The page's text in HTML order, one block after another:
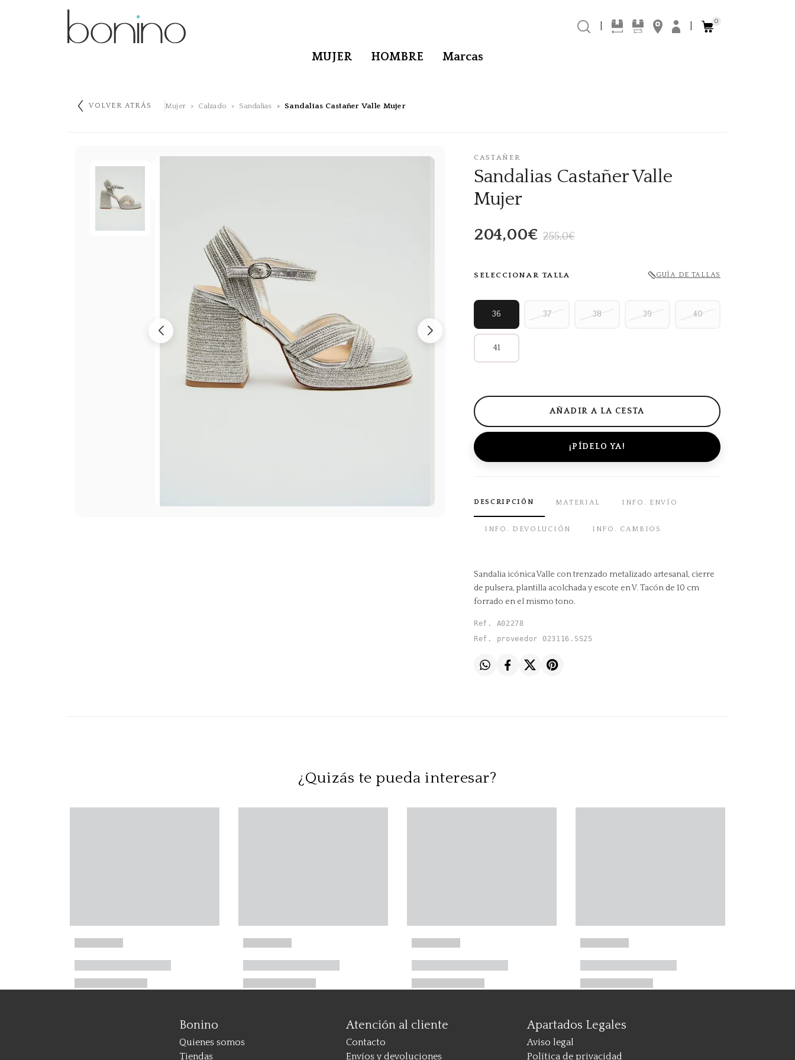
0
MUJER HOMBRE Marcas
VOLVER ATRÁS Mujer Calzado Sandalias Sandalias Castañer Valle Mujer
CASTAÑER
Sandalias Castañer Valle
Mujer
204,00€ 255,0€
SELECCIONAR TALLA GUÍA DE TALLAS
36 37 38 39 40
41
¡PÍDELO YA!
DESCRIPCIÓN MATERIAL INFO. ENVÍO
INFO. DEVOLUCIÓN INFO. CAMBIOS
Sandalia icónica Valle con trenzado metalizado artesanal, cierre
de pulsera, plantilla acolchada y escote en V. Tacón de 10 cm
forrado en el mismo tono.
Ref. A02278
Ref. proveedor 023116.SS25
¿Quizás te pueda interesar?
Bonino
Quienes somos
Tiendas
Atención al cliente
Contacto
Envíos y devoluciones
Apartados Legales
Aviso legal
Política de privacidad